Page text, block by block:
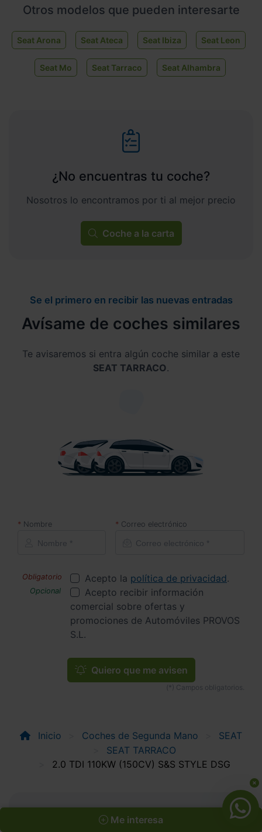
Otros modelos que pueden interesarte
Seat Arona Seat Ateca Seat Ibiza Seat Leon
Seat Mo Seat Tarraco Seat Alhambra
¿No encuentras tu coche?
Nosotros lo encontramos por ti al mejor precio
Coche a la carta
Se el primero en recibir las nuevas entradas
Avísame de coches similares
Te avisaremos si entra algún coche similar a este
SEAT TARRACO.
Nombre Correo electrónico
Acepto la política de privacidad.
Acepto recibir información
comercial sobre ofertas y
promociones de Automóviles PROVOS
S.L.
Quiero que me avisen
Me interesa
Inicio Coches de Segunda Mano
SEAT
SEAT TARRACO
2.0 TDI 110KW (150CV) S&S STYLE DSG
Apúntate y caza las ofertas